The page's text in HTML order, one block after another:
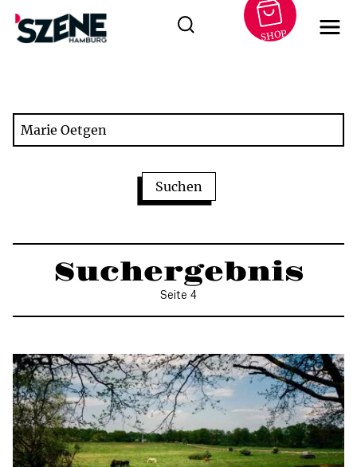
SHOP
Suchergebnis
Seite 4